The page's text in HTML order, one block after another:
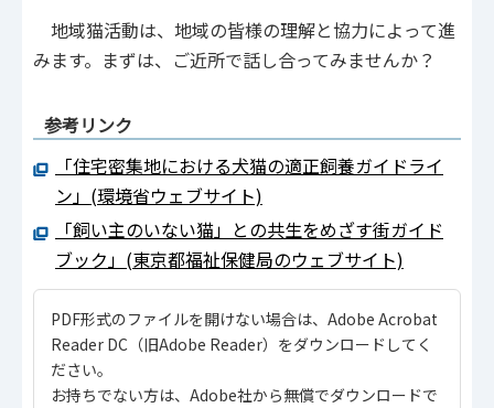
地域猫活動は、地域の皆様の理解と協力によって進
みます。まずは、ご近所で話し合ってみませんか？
参考リンク
「住宅密集地における犬猫の適正飼養ガイドライ
ン」(環境省ウェブサイト)
「飼い主のいない猫」との共生をめざす街ガイド
ブック」(東京都福祉保健局のウェブサイト)
PDF形式のファイルを開けない場合は、Adobe Acrobat
Reader DC（旧Adobe Reader）をダウンロードしてく
ださい。
お持ちでない方は、Adobe社から無償でダウンロードで